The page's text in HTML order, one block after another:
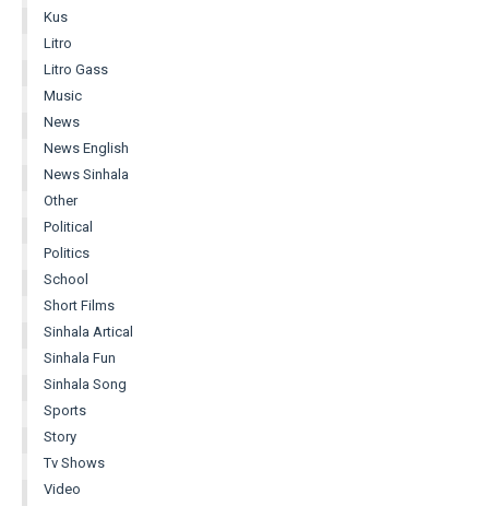
Kus
Litro
Litro Gass
Music
News
News English
News Sinhala
Other
Political
Politics
School
Short Films
Sinhala Artical
Sinhala Fun
Sinhala Song
Sports
Story
Tv Shows
Video